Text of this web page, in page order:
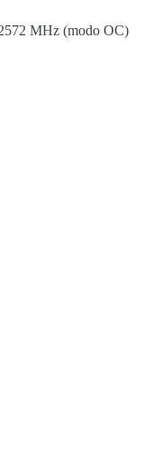
MHz (modo OC)